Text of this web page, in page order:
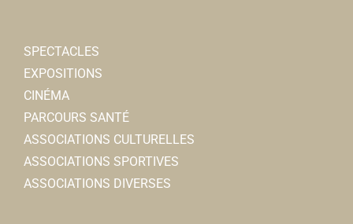
SPECTACLES
EXPOSITIONS
CINÉMA
PARCOURS SANTÉ
ASSOCIATIONS CULTURELLES
ASSOCIATIONS SPORTIVES
ASSOCIATIONS DIVERSES